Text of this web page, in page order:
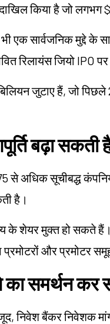
किया है जो लगभग
एक सार्वजनिक मुद्दे के
रिलायंस जियो IPO
जुटाए हैं, जो पिछले
बढ़ा सकती
से अधिक सूचीबद्ध
है।
के शेयर मुक्त हो सकते
और प्रमोटर
का समर्थन कर
निवेश बैंकर निवेशक